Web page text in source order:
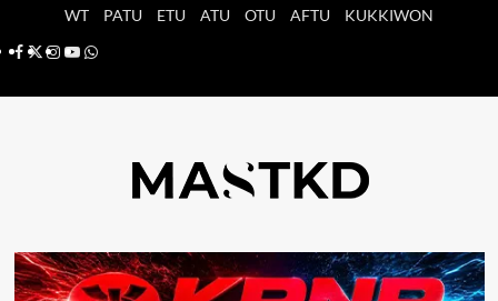
WT PATU ETU ATU OTU AFTU
KUKKIWON
Facebook
X Instagram
YouTube
Whatsapp